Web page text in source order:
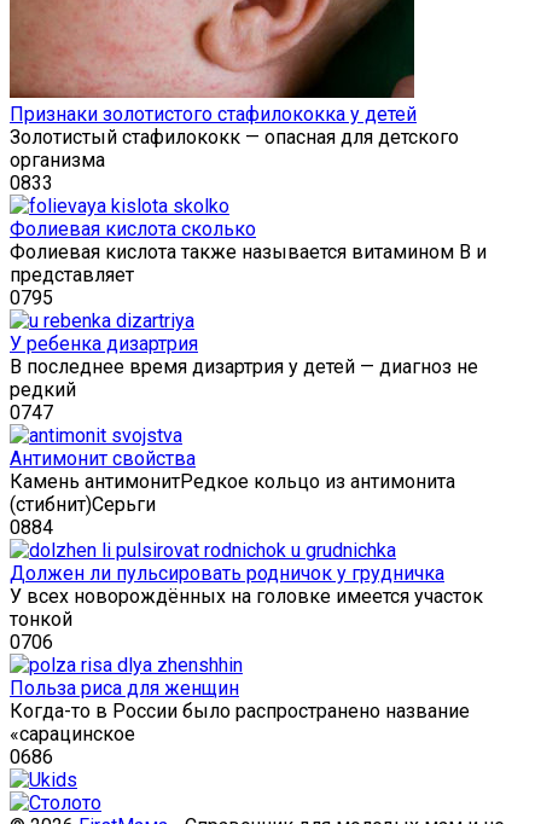
Признаки золотистого стафилококка у детей
Золотистый стафилококк — опасная для детского
организма
0833
Фолиевая кислота сколько
Фолиевая кислота также называется витамином В и
представляет
0795
У ребенка дизартрия
В последнее время дизартрия у детей — диагноз не
редкий
0747
Антимонит свойства
Камень антимонитРедкое кольцо из антимонита
(стибнит)Серьги
0884
Должен ли пульсировать родничок у грудничка
У всех новорождённых на головке имеется участок
тонкой
0706
Польза риса для женщин
Когда-то в России было распространено название
«сарацинское
0686